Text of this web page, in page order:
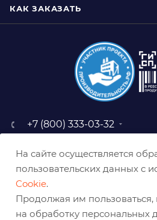
КАК ЗАКАЗАТЬ
+7 (800) 333-03-32
baz@belabraziv.ru
308009, Россия, г. Белгород,
На сайте осуществляется
пользовательских данных с
Cookie.
Продолжая им пользоваться,
на обработку персональных